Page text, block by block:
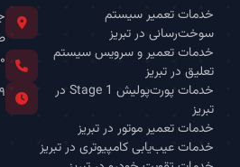
خدمات تعمیر سیستم
سوخت‌رسانی در تبریز
خدمات تعمیر و سرویس سیستم
تعلیق در تبریز
خدمات پورت‌پولیش Stage 1 در
تبریز
خدمات تعمیر موتور در تبریز
خدمات عیب‌یابی کامپیوتری در تبریز
۹ صبح - ۱۰ شب